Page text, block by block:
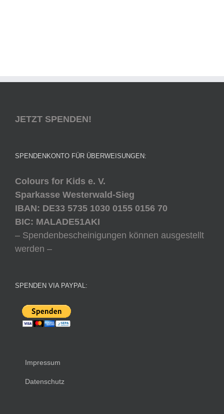
JETZT SPENDEN!
SPENDENKONTO FÜR ÜBERWEISUNGEN:
Colours for Kids e. V.
Sparkasse Westerwald-Sieg
IBAN: DE33 5735 1030 0155 0156 70
BIC: MALADE51AKI
– Spendenbescheinigungen können ausgestellt
werden –
SPENDEN VIA PAYPAL:
Impressum
Datenschutz